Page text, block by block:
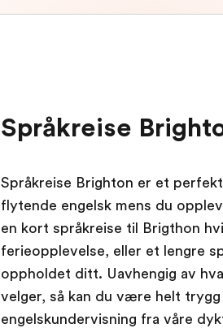
Språkreise
Språkreise Brighton er et
flytende engelsk mens du
en kort språkreise til Brigthon
ferieopplevelse, eller et lengre
oppholdet ditt. Uavhengig av
velger, så kan du være helt
engelskundervisning fra våre